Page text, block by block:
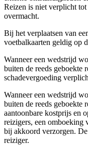
Reizen is niet verplicht
overmacht.
Bij het verplaatsen van
voetbalkaarten geldig op
Wanneer een wedstrijd
buiten de reeds geboekte
schadevergoeding
Wanneer een wedstrijd
buiten de reeds geboekte
aantoonbare kostprijs en
reizigers, een omboeking
bij akkoord verzorgen.
reiziger.